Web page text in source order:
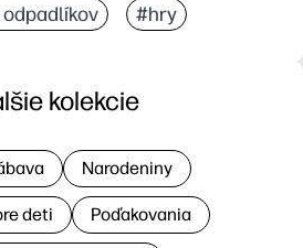
#hry
kolekcie
Narodeniny
deti Poďakovania